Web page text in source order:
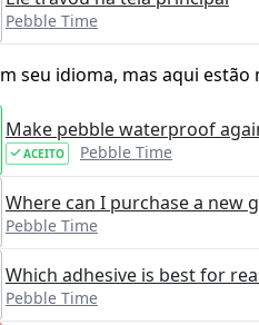
Pebble Time
seu idioma, mas aqui
Make pebble waterproof
ACEITO Pebble Time
Where can I purchase a new
Pebble Time
Which adhesive is best for
Pebble Time